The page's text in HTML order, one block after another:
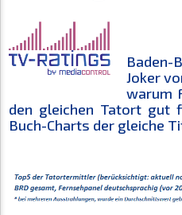
Joker
warum
den gleichen Tatort gut
Buch-Charts der gleiche